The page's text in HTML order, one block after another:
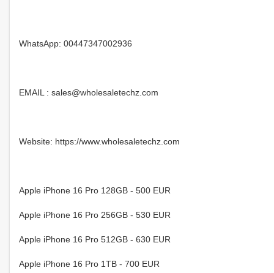
WhatsApp: 00447347002936
EMAIL : sales@wholesaletechz.com
Website: https://www.wholesaletechz.com
Apple iPhone 16 Pro 128GB - 500 EUR
Apple iPhone 16 Pro 256GB - 530 EUR
Apple iPhone 16 Pro 512GB - 630 EUR
Apple iPhone 16 Pro 1TB - 700 EUR